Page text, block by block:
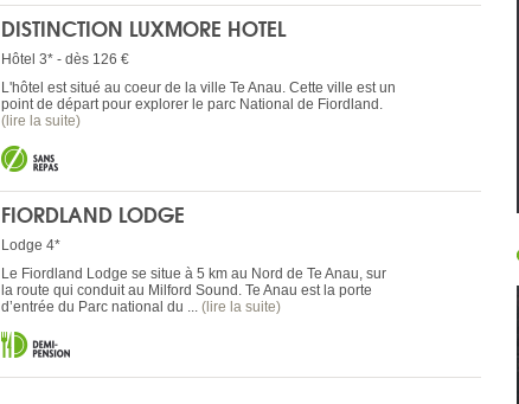
DISTINCTION LUXMORE HOTEL
Hôtel 3* - dès 126 €
L'hôtel est situé au coeur de la ville Te Anau. Cette ville est un
point de départ pour explorer le parc National de Fiordland.
(lire la suite)
FIORDLAND LODGE
Lodge 4*
Le Fiordland Lodge se situe à 5 km au Nord de Te Anau, sur
la route qui conduit au Milford Sound. Te Anau est la porte
d’entrée du Parc national du ... (lire la suite)